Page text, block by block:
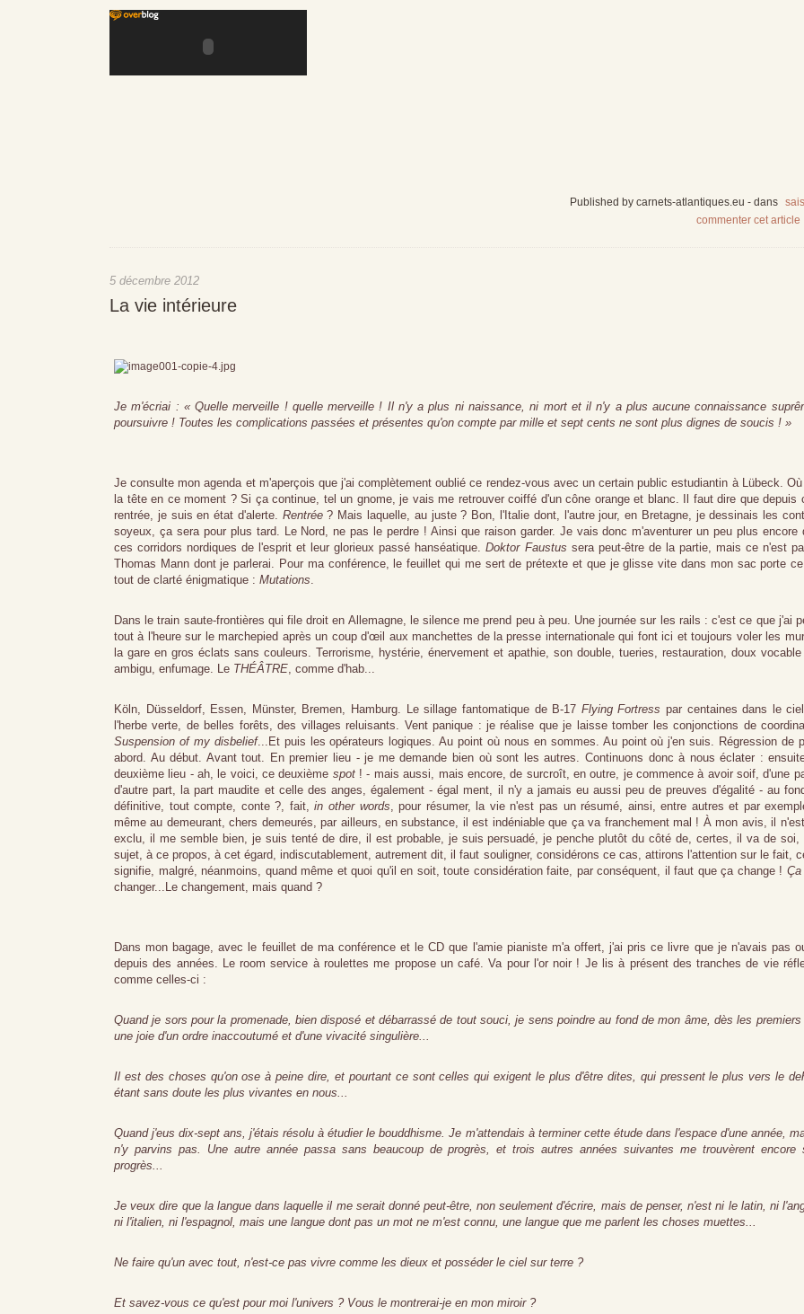
Published by carnets-atlantiques.eu - dans
commenter cet article
5 décembre 2012
La vie intérieure
Je m'écriai : « Quelle merveille ! quelle merveille ! Il n'y a plus ni naissance, ni mort et il n'y a plus aucune connaissance
poursuivre ! Toutes les complications passées et présentes qu'on compte par mille et sept cents ne sont plus dignes de soucis ! »
Je consulte mon agenda et m'aperçois que j'ai complètement oublié ce rendez-vous avec un certain public estudiantin à Lübeck.
la tête en ce moment ? Si ça continue, tel un gnome, je vais me retrouver coiffé d'un cône orange et blanc. Il faut dire que depuis
rentrée, je suis en état d'alerte. Rentrée? Mais laquelle, au juste ? Bon, l'Italie dont, l'autre jour, en Bretagne, je dessinais les
soyeux, ça sera pour plus tard. Le Nord, ne pas le perdre ! Ainsi que raison garder. Je vais donc m'aventurer un peu plus encore
ces corridors nordiques de l'esprit et leur glorieux passé hanséatique.Doktor Faustus sera peut-être de la partie, mais ce n'est
Thomas Mann dont je parlerai. Pour ma conférence, le feuillet qui me sert de prétexte et que je glisse vite dans mon sac porte
tout de clarté énigmatique : Mutations
Dans le train saute-frontières qui file droit en Allemagne, le silence me prend peu à peu. Une journée sur les rails : c'est ce que j'ai
tout à l'heure sur le marchepied après un coup d'œil aux manchettes de la presse internationale qui font ici et toujours voler les
la gare en gros éclats sans couleurs. Terrorisme, hystérie, énervement et apathie, son double, tueries, restauration, doux vocable
ambigu, enfumage. Le THÉÂTRE , comme d'hab...
Köln, Düsseldorf, Essen, Münster, Bremen, Hamburg. Le sillage fantomatique de B-17 Flying Fortress par centaines dans le
l'herbe verte, de belles forêts, des villages reluisants. Vent panique : je réalise que je laisse tomber les conjonctions de
Suspension of my disbelief...Et puis les opérateurs logiques. Au point où nous en sommes. Au point où j'en suis. Régression de
abord. Au début. Avant tout. En premier lieu - je me demande bien où sont les autres. Continuons donc à nous éclater :
deuxième lieu - ah, le voici, ce deuxième spot! - mais aussi, mais encore, de surcroît, en outre, je commence à avoir soif, d'une
d'autre part, la part maudite et celle des anges, également - égal ment, il n'y a jamais eu aussi peu de preuves d'égalité - au
définitive, tout compte, conte ?, fait,in other words , pour résumer, la vie n'est pas un résumé, ainsi, entre autres et par
même au demeurant, chers demeurés, par ailleurs, en substance, il est indéniable que ça va franchement mal ! À mon avis, il
exclu, il me semble bien, je suis tenté de dire, il est probable, je suis persuadé, je penche plutôt du côté de, certes, il va de soi,
sujet, à ce propos, à cet égard, indiscutablement, autrement dit, il faut souligner, considérons ce cas, attirons l'attention sur le fait,
signifie, malgré, néanmoins, quand même et quoi qu'il en soit, toute considération faite, par conséquent, il faut que ça change ! Ça
changer...Le changement, mais quand ?
Dans mon bagage, avec le feuillet de ma conférence et le CD que l'amie pianiste m'a offert, j'ai pris ce livre que je n'avais pas
depuis des années. Le room service à roulettes me propose un café. Va pour l'or noir ! Je lis à présent des tranches de vie
comme celles-ci :
Quand je sors pour la promenade, bien disposé et débarrassé de tout souci, je sens poindre au fond de mon âme, dès les premiers
une joie d'un ordre inaccoutumé et d'une vivacité singulière...
Il est des choses qu'on ose à peine dire, et pourtant ce sont celles qui exigent le plus d'être dites, qui pressent le plus vers le
étant sans doute les plus vivantes en nous...
Quand j'eus dix-sept ans, j'étais résolu à étudier le bouddhisme. Je m'attendais à terminer cette étude dans l'espace d'une année,
n'y parvins pas. Une autre année passa sans beaucoup de progrès, et trois autres années suivantes me trouvèrent encore
progrès...
Je veux dire que la langue dans laquelle il me serait donné peut-être, non seulement d'écrire, mais de penser, n'est ni le latin, ni
ni l'italien, ni l'espagnol, mais une langue dont pas un mot ne m'est connu, une langue que me parlent les choses muettes...
Ne faire qu'un avec tout, n'est-ce pas vivre comme les dieux et posséder le ciel sur terre ?
Et savez-vous ce qu'est pour moi l'univers ? Vous le montrerai-je en mon miroir ?